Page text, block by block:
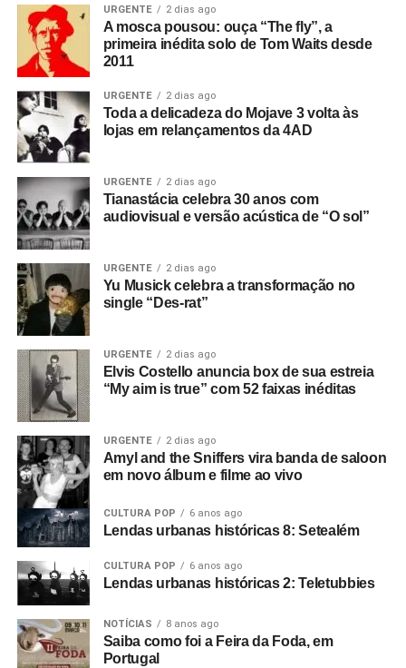
URGENTE 2 dias ago
A mosca pousou: ouça “The fly”, a
primeira inédita solo de Tom Waits desde
2011
URGENTE 2 dias ago
Toda a delicadeza do Mojave 3 volta às
lojas em relançamentos da 4AD
URGENTE 2 dias ago
Tianastácia celebra 30 anos com
audiovisual e versão acústica de “O sol”
URGENTE 2 dias ago
Yu Musick celebra a transformação no
single “Des-rat”
URGENTE 2 dias ago
Elvis Costello anuncia box de sua estreia
“My aim is true” com 52 faixas inéditas
URGENTE 2 dias ago
Amyl and the Sniffers vira banda de saloon
em novo álbum e filme ao vivo
CULTURA POP 6 anos ago
Lendas urbanas históricas 8: Setealém
CULTURA POP 6 anos ago
Lendas urbanas históricas 2: Teletubbies
NOTÍCIAS 8 anos ago
Saiba como foi a Feira da Foda, em
Portugal